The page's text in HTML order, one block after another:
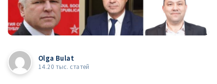
Olga Bulat
14.20 тыс. статей